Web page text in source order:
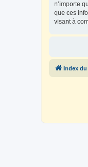
n’importe
que ces
visant à
Index